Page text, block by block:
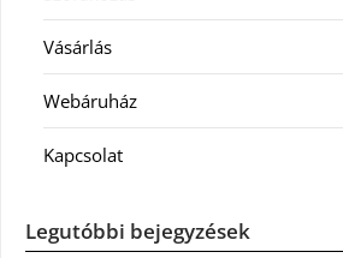
Vásárlás
Webáruház
Kapcsolat
Legutóbbi bejegyzések